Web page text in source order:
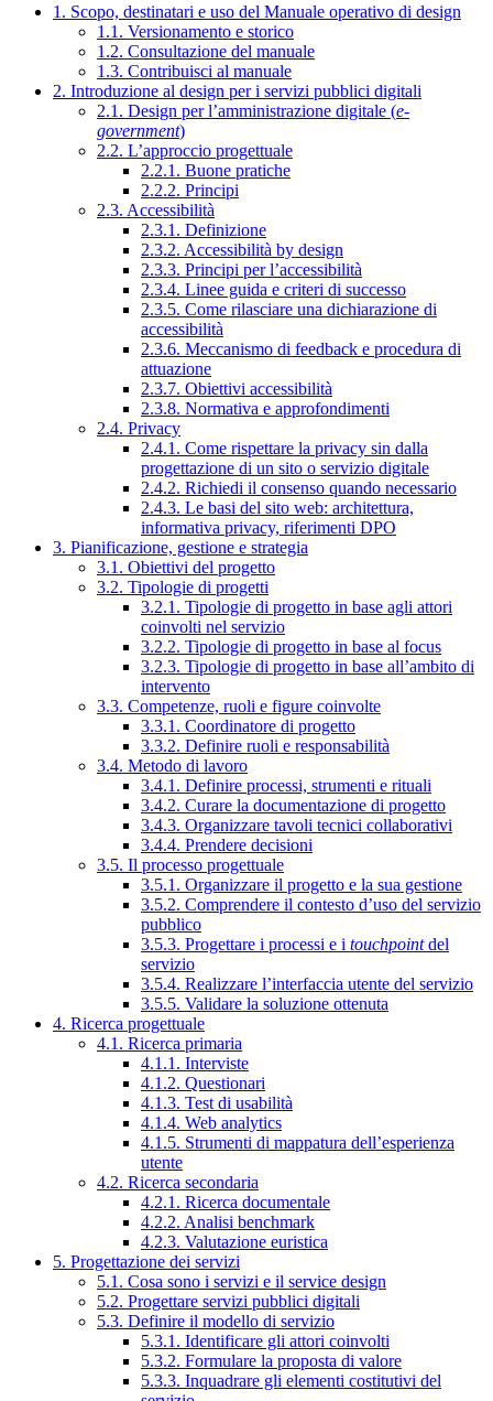
1. Scopo, destinatari e uso del Manuale operativo di design
1.1. Versionamento e storico
1.2. Consultazione del manuale
1.3. Contribuisci al manuale
2. Introduzione al design per i servizi pubblici digitali
2.1. Design per l’amministrazione digitale (e-
government)
2.2. L’approccio progettuale
2.2.1. Buone pratiche
2.2.2. Principi
2.3. Accessibilità
2.3.1. Definizione
2.3.2. Accessibilità by design
2.3.3. Principi per l’accessibilità
2.3.4. Linee guida e criteri di successo
2.3.5. Come rilasciare una dichiarazione di
accessibilità
2.3.6. Meccanismo di feedback e procedura di
attuazione
2.3.7. Obiettivi accessibilità
2.3.8. Normativa e approfondimenti
2.4. Privacy
2.4.1. Come rispettare la privacy sin dalla
progettazione di un sito o servizio digitale
2.4.2. Richiedi il consenso quando necessario
2.4.3. Le basi del sito web: architettura,
informativa privacy, riferimenti DPO
3. Pianificazione, gestione e strategia
3.1. Obiettivi del progetto
3.2. Tipologie di progetti
3.2.1. Tipologie di progetto in base agli attori
coinvolti nel servizio
3.2.2. Tipologie di progetto in base al focus
3.2.3. Tipologie di progetto in base all’ambito di
intervento
3.3. Competenze, ruoli e figure coinvolte
3.3.1. Coordinatore di progetto
3.3.2. Definire ruoli e responsabilità
3.4. Metodo di lavoro
3.4.1. Definire processi, strumenti e rituali
3.4.2. Curare la documentazione di progetto
3.4.3. Organizzare tavoli tecnici collaborativi
3.4.4. Prendere decisioni
3.5. Il processo progettuale
3.5.1. Organizzare il progetto e la sua gestione
3.5.2. Comprendere il contesto d’uso del servizio
pubblico
3.5.3. Progettare i processi e i touchpointdel
servizio
3.5.4. Realizzare l’interfaccia utente del servizio
3.5.5. Validare la soluzione ottenuta
4. Ricerca progettuale
4.1. Ricerca primaria
4.1.1. Interviste
4.1.2. Questionari
4.1.3. Test di usabilità
4.1.4. Web analytics
4.1.5. Strumenti di mappatura dell’esperienza
utente
4.2. Ricerca secondaria
4.2.1. Ricerca documentale
4.2.2. Analisi benchmark
4.2.3. Valutazione euristica
5. Progettazione dei servizi
5.1. Cosa sono i servizi e il service design
5.2. Progettare servizi pubblici digitali
5.3. Definire il modello di servizio
5.3.1. Identificare gli attori coinvolti
5.3.2. Formulare la proposta di valore
5.3.3. Inquadrare gli elementi costitutivi del